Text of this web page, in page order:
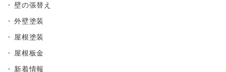
壁の張替え
外壁塗装
屋根塗装
屋根板金
新着情報